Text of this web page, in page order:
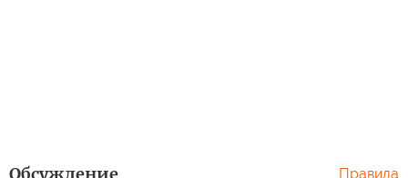
Обсуждение Правила